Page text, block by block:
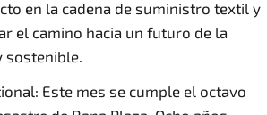
en la cadena de suministro textil y
el camino hacia un futuro de la
sostenible.
Este mes se cumple el octavo